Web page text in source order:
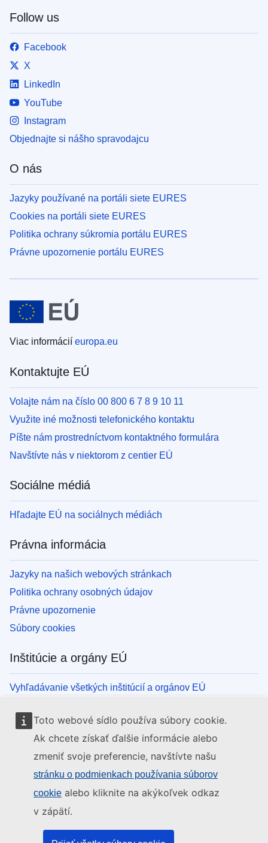
Toto webové sídlo používa súbory cookie.
Ak chcete získať ďalšie informácie alebo
zmeniť svoje preferencie, navštívte našu
stránku o podmienkach používania súborov
cookie alebo kliknite na akýkoľvek odkaz
v zápätí.
Follow us
Facebook
X
LinkedIn
YouTube
Instagram
Objednajte si nášho spravodajcu
O nás
Jazyky používané na portáli siete EURES
Cookies na portáli siete EURES
Politika ochrany súkromia portálu EURES
Právne upozornenie portálu EURES
Viac informácií europa.eu
Kontaktujte EÚ
Volajte nám na číslo 00 800 6 7 8 9 10 11
Využite iné možnosti telefonického kontaktu
Píšte nám prostredníctvom kontaktného formulára
Navštívte nás v niektorom z centier EÚ
Sociálne médiá
Hľadajte EÚ na sociálnych médiách
Právna informácia
Jazyky na našich webových stránkach
Politika ochrany osobných údajov
Právne upozornenie
Súbory cookies
Inštitúcie a orgány EÚ
Vyhľadávanie všetkých inštitúcií a orgánov EÚ